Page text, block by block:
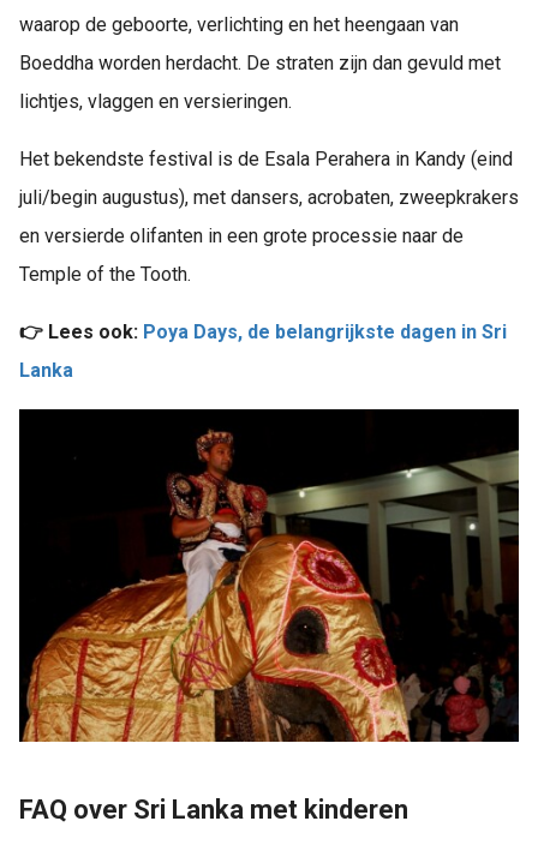
waarop de geboorte, verlichting en het heengaan van
Boeddha worden herdacht. De straten zijn dan gevuld met
lichtjes, vlaggen en versieringen.
Het bekendste festival is de Esala Perahera in Kandy (eind
juli/begin augustus), met dansers, acrobaten, zweepkrakers
en versierde olifanten in een grote processie naar de
Temple of the Tooth.
👉 Lees ook: Poya Days, de belangrijkste dagen in Sri
Lanka
FAQ over Sri Lanka met kinderen